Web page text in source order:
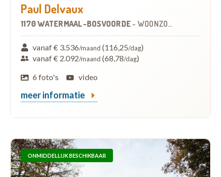
Paul Delvaux
1170 WATERMAAL-BOSVOORDE - WOONZORGCENTRUM (WZC)
vanaf € 3.536/maand (116,25/dag)
vanaf € 2.092/maand (68,78/dag)
6 foto's
video
meer informatie
ONMIDDELLIJK BESCHIKBAAR